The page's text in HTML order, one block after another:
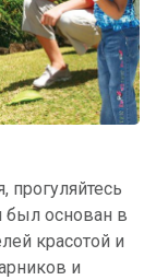
прогуляйтесь
был основан в
красотой и
и